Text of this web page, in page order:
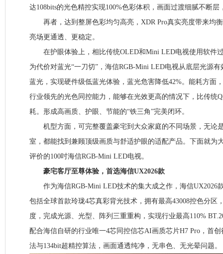
达108bits的光色精控实现100%色彩体积，画面过渡细腻不断
再者，达到整屏色彩均匀高亮，XDR Pro真实亮度带来均
亮场更通透、更稳定。
在护眼体验上，相比传统OLED和Mini LED电视使用软件
为代价对蓝光“一刀切”，海信RGB-Mini LED电视从底层光源有
蓝光，实现硬件级低蓝光体验，蓝光危害降低42%。能耗方面
行业领先的光色同控能力，能够在光效更高的情况下，比传统
耗。形成高画质、护眼、节能的“铁三角”完美闭环。
机型方面，可完整覆盖豪宅到大众家庭的不同场景，无论
室，都能找到兼顾顶级画质与舒适护眼的适配产品。下面就为
评价的100吋海信RGB-Mini LED电视。
豪宅客厅至尊体验，首选海信UX2026款
作为海信RGB-Mini LED技术的集大成之作，海信UX2026
包括全球首款玲珑4芯真彩背光技术，拥有最高43008控色分区
度，完成光源、光型、阵列三重重构，实现行业最高110%
配合海信自研的行业唯一4芯同控信芯AI画质芯片H7 Pro，首
法与134bit超精控算法，画面通透纯净，无串色、无光晕问题。